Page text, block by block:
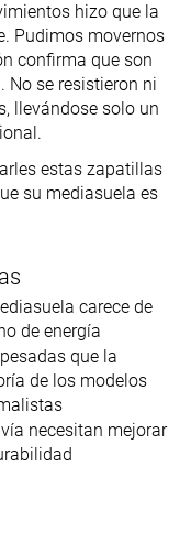
hizo que la
Pudimos movernos
confirma que son
No se resistieron ni
llevándose solo un
estas zapatillas
su mediasuela es
carece de
de energía
que la
de los modelos
necesitan mejorar